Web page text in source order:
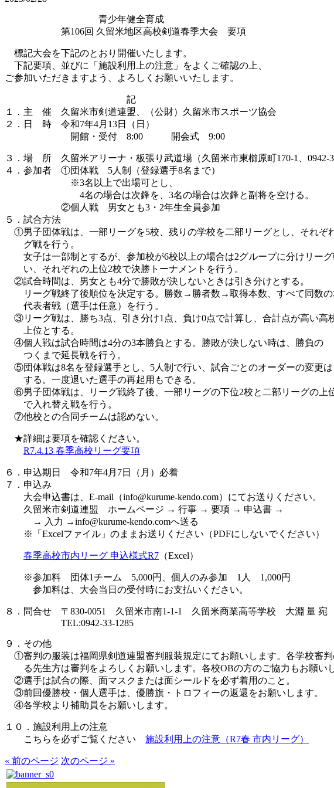
青少年健全育成
第106回 久留米地区高校剣道春季大会 要項
標記大会を下記のとおり開催いたします。
下記要項、並びに「施設利用上の注意」をよくご確認の上、
ご参加いただきますよう、よろしくお願いいたします。
記
１．主 催 久留米市剣道連盟、（公財）久留米市スポーツ協会
２．日 時 令和7年4月13日（日）
開館・受付 8:00 開会式 9:00
３．場 所 久留米アリーナ・板張り武道場（久留米市東櫛原町170-1、0942-
４．参加者 ①団体戦 5人制（登録選手8名まで）
※3名以上で出場可とし、
4名の場合は次鋒を、3名の場合は次鋒と副将を空ける。
②個人戦 男女とも3・2年生全員参加
５．試合方法
①男子団体戦は、一部リーグを5校、残りの学校を二部リーグとし、それぞ
グ戦を行う。
女子は一部制とするが、参加校が6校以上の場合は2グループに分けリーグ
い、それぞれの上位2校で決勝トーナメントを行う。
②試合時間は、男女とも4分で勝敗が決しないときは引き分けとする。
リーグ戦終了後順位を決定する。勝数→勝者数→取得本数、すべて同数の
代表者戦（選手は任意）を行う。
③リーグ戦は、勝ち3点、引き分け1点、負け0点で計算し、合計点が高い高
上位とする。
④個人戦は試合時間は4分の3本勝負とする。勝敗が決しない時は、勝負の
つくまで延長戦を行う。
⑤団体戦は8名を登録選手とし、5人制で行い、試合ごとのオーダーの変更は
する。一度退いた選手の再起用もできる。
⑥男子団体戦は、リーグ戦終了後、一部リーグの下位2校と二部リーグの上
で入れ替え戦を行う。
⑦他校との合同チームは認めない。
★詳細は要項を確認ください。
R7.4.13 春季高校リーグ要項
６．申込期日 令和7年4月7日（月）必着
７．申込み
大会申込書は、E-mail（info@kurume-kendo.com）にてお送りください。
久留米市剣道連盟 ホームページ → 行事 → 要項 → 申込書 →
→ 入力 →info@kurume-kendo.comへ送る
※「Excelファイル」のままお送りください（PDFにしないでください）
春季高校市内リーグ 申込様式R7 （Excel）
※参加料 団体1チーム 5,000円、個人のみ参加 1人 1,000円
参加料は、大会当日の受付時にお支払いください。
８．問合せ 〒830-0051 久留米市南1-1-1 久留米商業高等学校 大淵 量 宛
TEL:0942-33-1285
９．その他
①審判の服装は福岡県剣道連盟審判服装規定にてお願いします。各学校審判
る先生方は審判をよろしくお願いします。各校OBの方のご協力もお願いし
②選手は試合の際、面マスクまたは面シールドを必ず着用のこと。
③前回優勝校・個人選手は、優勝旗・トロフィーの返還をお願いします。
④各学校より補助員をお願いします。
１０．施設利用上の注意
こちらを必ずご覧ください 施設利用上の注意（R7春 市内リーグ）
« 前のページ 次のページ »